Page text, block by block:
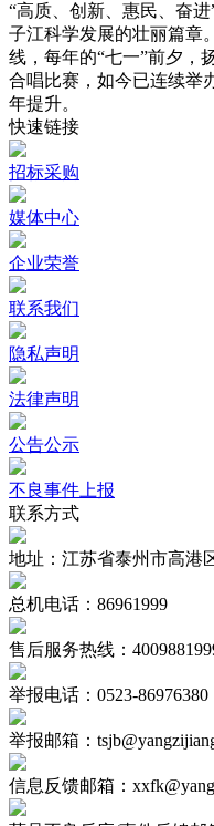
“高质、创新、惠民、奋
子江科学发展的壮丽篇章
线，每年的“七一”前夕，
合唱比赛，如今已连续举
年提升。
快速链接
招标采购
媒体中心
企业荣誉
联系我们
隐私声明
法律声明
公告公示
不良事件上报
联系方式
地址：江苏省泰州市高港
总机电话：86961999
售后服务热线：
举报电话：0523-86976380
举报邮箱：
信息反馈邮箱：